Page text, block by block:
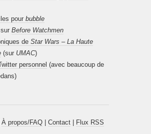
pour bubble
Before Watchmen
de Star Wars – La Haute
(sur UMAC)
personnel (avec beaucoup de
À propos/FAQ| Contact| Flux RSS